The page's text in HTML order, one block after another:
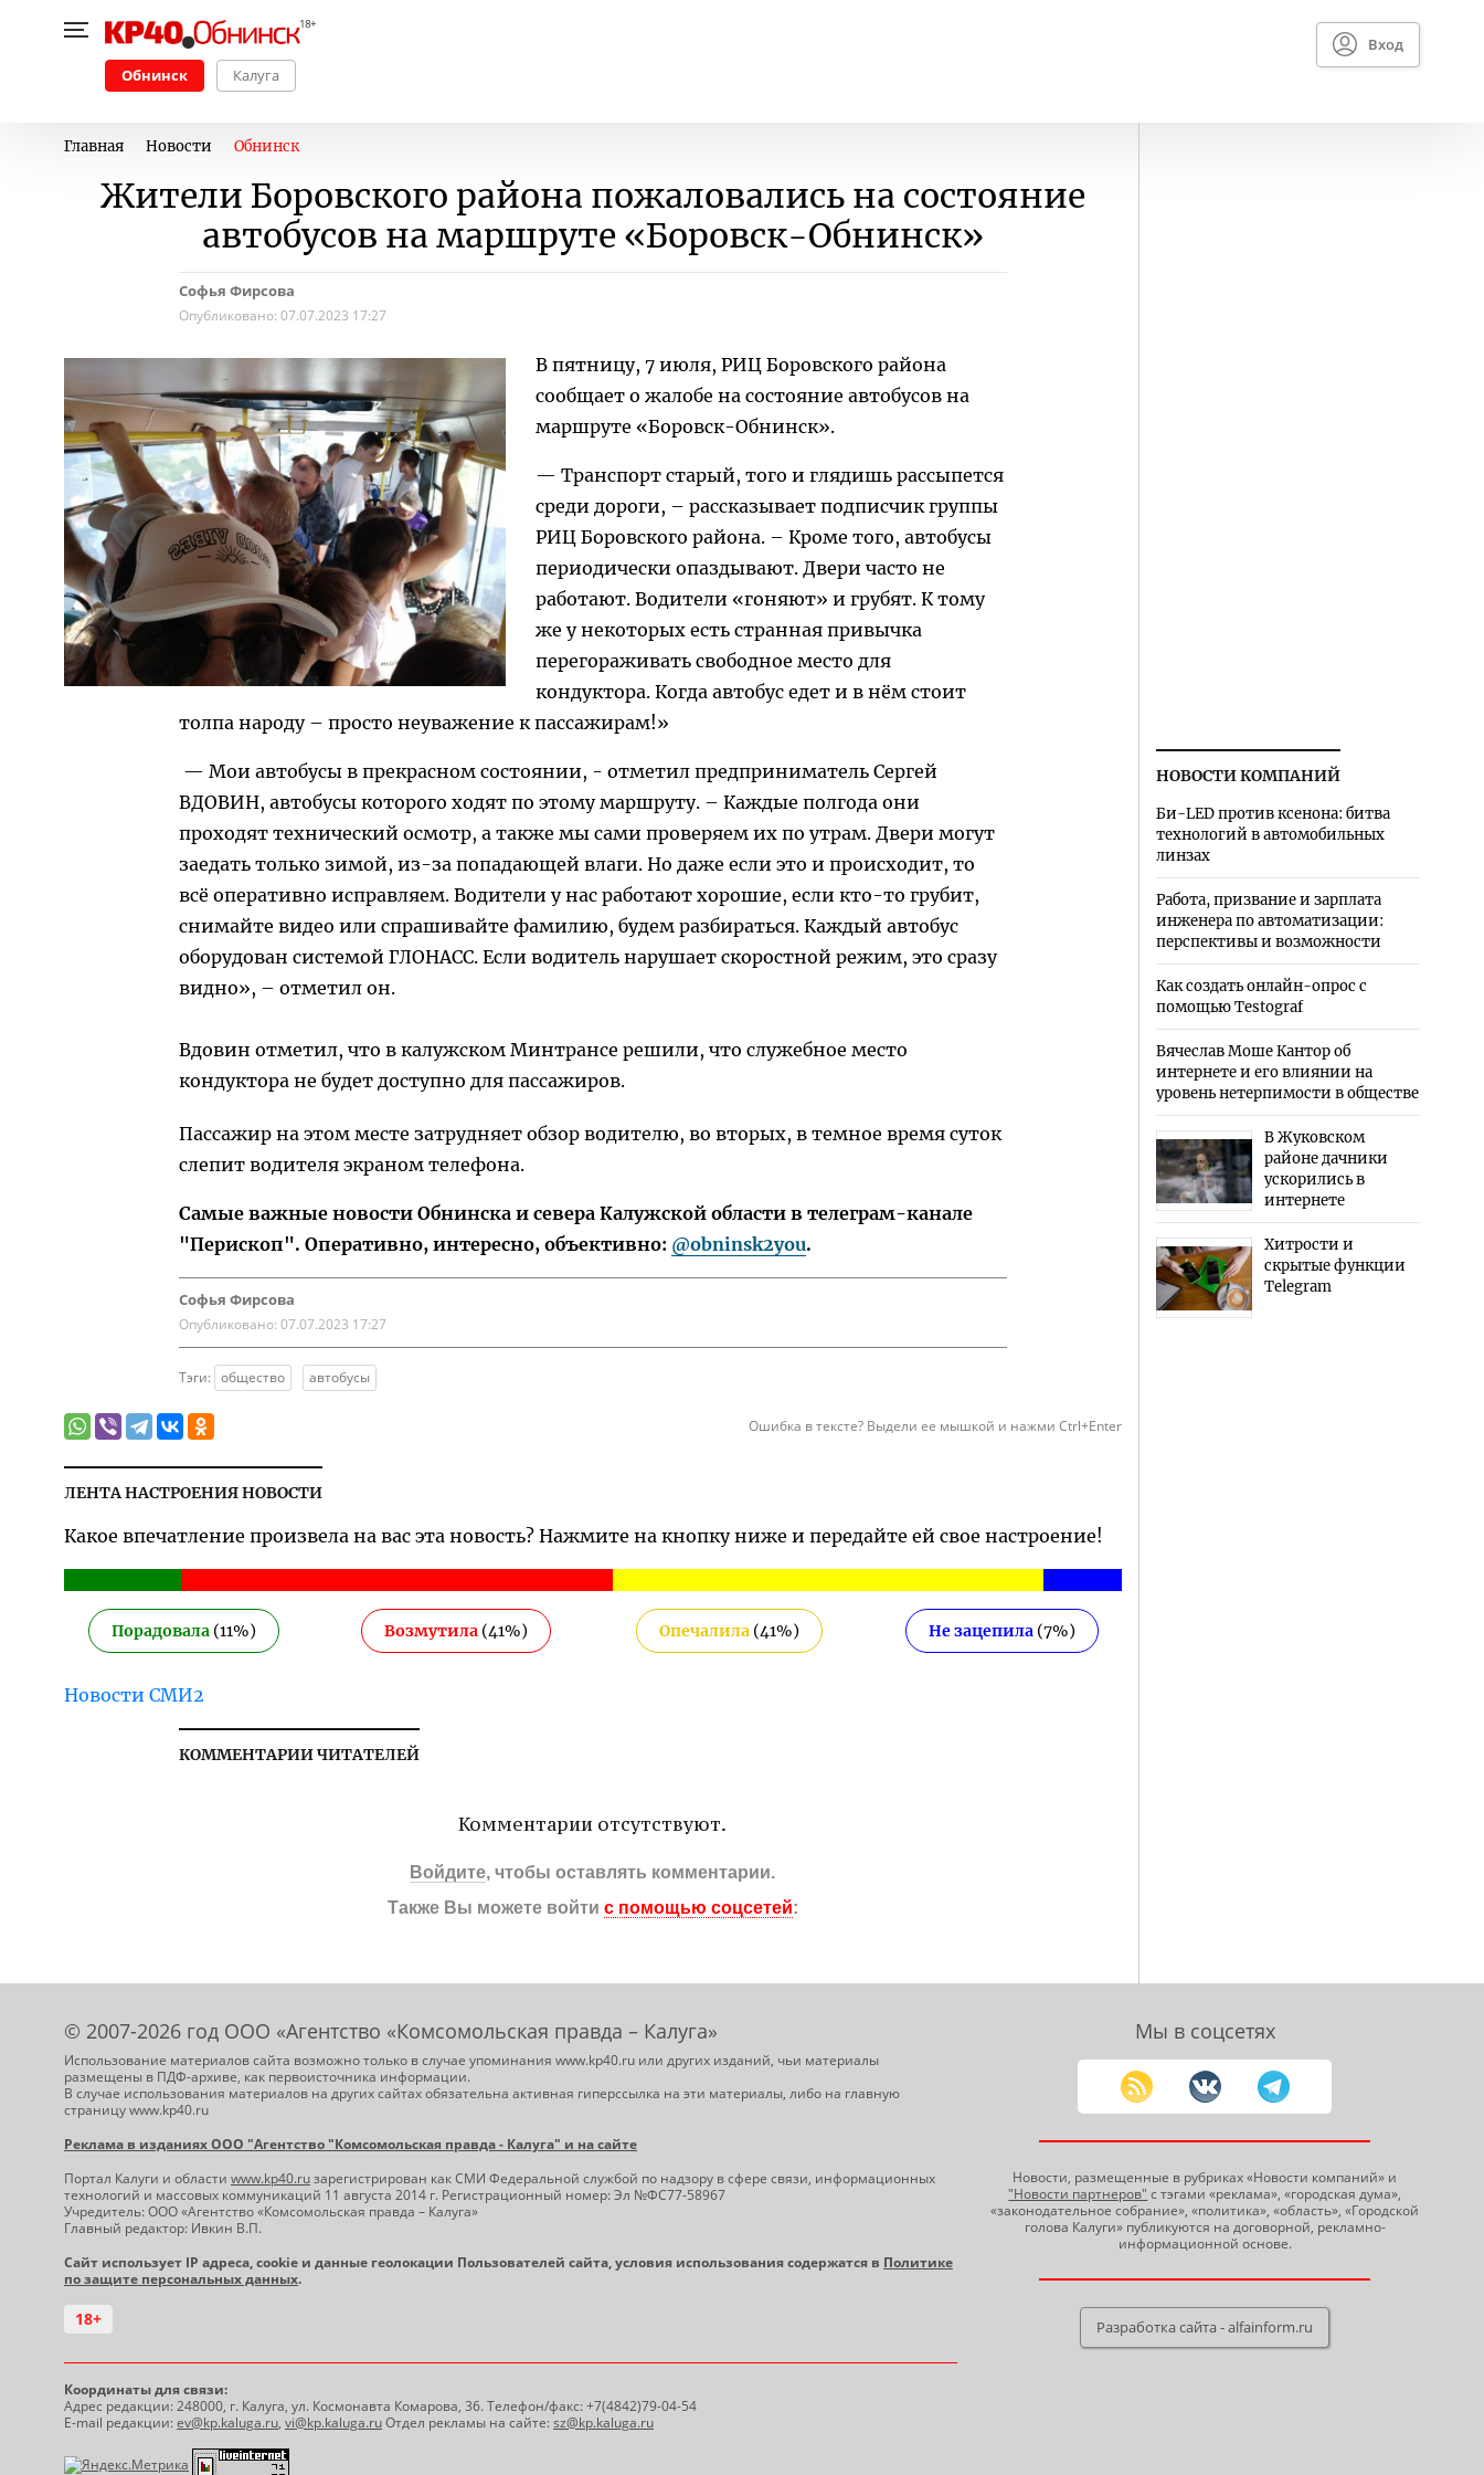
Обнинск Калуга
Вход
Главная Новости Обнинск
Жители Боровского района пожаловались на состояние
автобусов на маршруте «Боровск-Обнинск»
Софья Фирсова
Опубликовано: 07.07.2023 17:27
В пятницу, 7 июля, РИЦ Боровского района
сообщает о жалобе на состояние автобусов на
маршруте «Боровск-Обнинск».
— Транспорт старый, того и глядишь рассыпется
среди дороги, – рассказывает подписчик группы
РИЦ Боровского района. – Кроме того, автобусы
периодически опаздывают. Двери часто не
работают. Водители «гоняют» и грубят. К тому
же у некоторых есть странная привычка
перегораживать свободное место для
кондуктора. Когда автобус едет и в нём стоит
толпа народу – просто неуважение к пассажирам!»
— Мои автобусы в прекрасном состоянии, - отметил предприниматель Сергей
ВДОВИН, автобусы которого ходят по этому маршруту. – Каждые полгода они
проходят технический осмотр, а также мы сами проверяем их по утрам. Двери могут
заедать только зимой, из-за попадающей влаги. Но даже если это и происходит, то
всё оперативно исправляем. Водители у нас работают хорошие, если кто-то грубит,
снимайте видео или спрашивайте фамилию, будем разбираться. Каждый автобус
оборудован системой ГЛОНАСС. Если водитель нарушает скоростной режим, это сразу
видно», – отметил он.
Вдовин отметил, что в калужском Минтрансе решили, что служебное место
кондуктора не будет доступно для пассажиров.
Пассажир на этом месте затрудняет обзор водителю, во вторых, в темное время суток
слепит водителя экраном телефона.
Самые важные новости Обнинска и севера Калужской области в телеграм-канале
"Перископ". Оперативно, интересно, объективно: @obninsk2you.
Софья Фирсова
Опубликовано: 07.07.2023 17:27
Тэги: общество автобусы
Ошибка в тексте? Выдели ее мышкой и нажми Ctrl+Enter
ЛЕНТА НАСТРОЕНИЯ НОВОСТИ
Какое впечатление произвела на вас эта новость? Нажмите на кнопку ниже и передайте ей свое настроение!
Порадовала(11%) Возмутила (41%) Опечалила(41%) Не зацепила(7%)
Новости СМИ2
КОММЕНТАРИИ ЧИТАТЕЛЕЙ
Комментарии отсутствуют.
Войдите, чтобы оставлять комментарии.
Также Вы можете войти с помощью соцсетей:
НОВОСТИ КОМПАНИЙ
Би-LED против ксенона: битва
технологий в автомобильных
линзах
Работа, призвание и зарплата
инженера по автоматизации:
перспективы и возможности
Как создать онлайн-опрос с
помощью Testograf
Вячеслав Моше Кантор об
интернете и его влиянии на
уровень нетерпимости в обществе
В Жуковском
районе дачники
ускорились в
интернете
Хитрости и
скрытые функции
Telegram
© 2007-2026 год ООО «Агентство «Комсомольская правда – Калуга»
Использование материалов сайта возможно только в случае упоминания www.kp40.ru или других изданий, чьи материалы
размещены в ПДФ-архиве, как первоисточника информации.
В случае использования материалов на других сайтах обязательна активная гиперссылка на эти материалы, либо на главную
страницу www.kp40.ru
Реклама в изданиях ООО "Агентство "Комсомольская правда - Калуга" и на сайте
Портал Калуги и области www.kp40.ruзарегистрирован как СМИ Федеральной службой по надзору в сфере связи, информационных
технологий и массовых коммуникаций 11 августа 2014 г. Регистрационный номер: Эл №ФС77-58967
Учредитель: ООО «Агентство «Комсомольская правда – Калуга»
Главный редактор: Ивкин В.П.
Сайт использует IP адреса, cookie и данные геолокации Пользователей сайта, условия использования содержатся в Политике
по защите персональных данных.
18+
Координаты для связи:
Адрес редакции: 248000, г. Калуга, ул. Космонавта Комарова, 36. Телефон/факс: +7(4842)79-04-54
E-mail редакции:ev@kp.kaluga.ru, vi@kp.kaluga.ruОтдел рекламы на сайте:sz@kp.kaluga.ru
Мы в соцсетях
Новости, размещенные в рубриках «Новости компаний» и
"Новости партнеров" с тэгами «реклама», «городская дума»,
«законодательное собрание», «политика», «область», «Городской
голова Калуги» публикуются на договорной, рекламно-
информационной основе.
Разработка сайта - alfainform.ru